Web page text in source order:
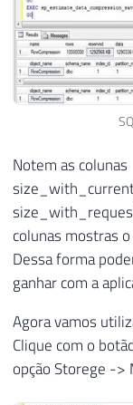
Notem as colunas
colunas mostras
Dessa forma
ganhar com a
Agora vamos
Clique com o
opção Storege ->